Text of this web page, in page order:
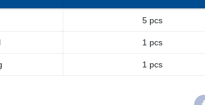
5 pcs
1 pcs
1 pcs